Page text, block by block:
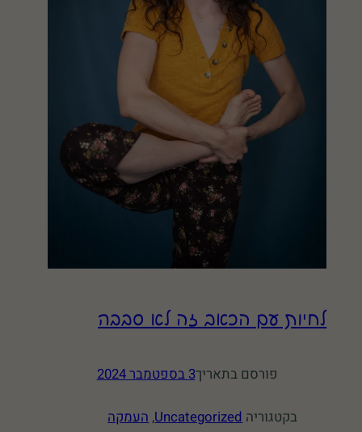
לחיות עם הכאב זה לא סבבה
פורסם בתאריך3 בספטמבר 2024
בקטגוריה Uncategorized
, העמקה